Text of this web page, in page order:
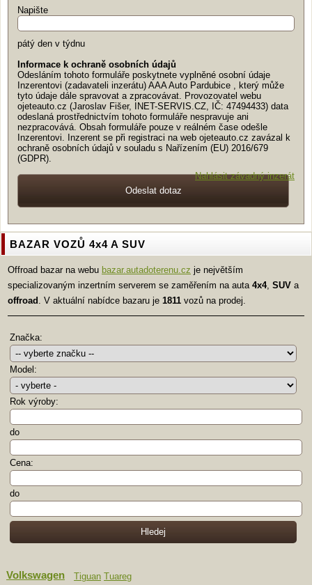
Napište
pátý den v týdnu
Informace k ochraně osobních údajů
Odesláním tohoto formuláře poskytnete vyplněné osobní údaje
Inzerentovi (zadavateli inzerátu) AAA Auto Pardubice , který může
tyto údaje dále spravovat a zpracovávat. Provozovatel webu
ojeteauto.cz (Jaroslav Fišer, INET-SERVIS.CZ, IČ: 47494433) data
odeslaná prostřednictvím tohoto formuláře nespravuje ani
nezpracovává. Obsah formuláře pouze v reálném čase odešle
Inzerentovi. Inzerent se při registraci na web ojeteauto.cz zavázal k
ochraně osobních údajů v souladu s Nařízením (EU) 2016/679
(GDPR).
Nahlásit závadný inzerát
BAZAR VOZŮ 4x4 A SUV
Offroad bazar na webu bazar.autadoterenu.cz je největším
specializovaným inzertním serverem se zaměřením na auta 4x4, SUV a
offroad . V aktuální nabídce bazaru je 1811 vozů na prodej.
Značka:
Model:
Rok výroby:
do
Cena:
do
Volkswagen Tiguan Tuareg